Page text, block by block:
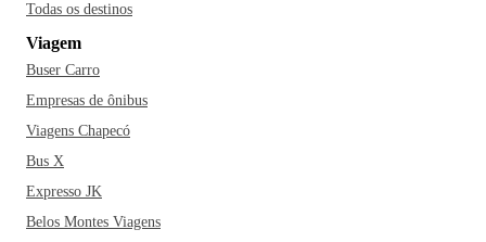
Todas os destinos
Viagem
Buser Carro
Empresas de ônibus
Viagens Chapecó
Bus X
Expresso JK
Belos Montes Viagens